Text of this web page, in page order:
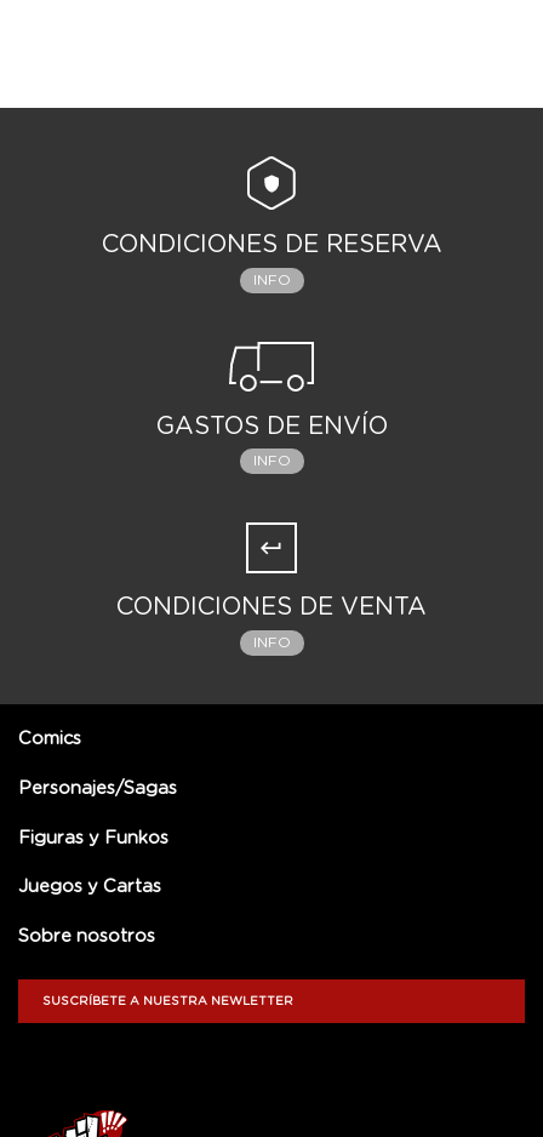
CONDICIONES DE RESERVA
INFO
GASTOS DE ENVÍO
INFO
CONDICIONES DE VENTA
INFO
Comics
Personajes/Sagas
Figuras y Funkos
Juegos y Cartas
Sobre nosotros
SUSCRÍBETE A NUESTRA NEWLETTER